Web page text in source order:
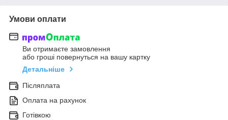
Умови оплати
Ви отримаєте замовлення
або гроші повернуться на вашу картку
Детальніше
Післяплата
Оплата на рахунок
Готівкою